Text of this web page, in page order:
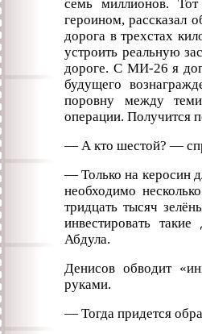
семь миллионов.
героином, рассказал
дорога в трехстах
устроить реальную
дороге. С МИ-26 я
будущего
поровну между
операции. Получится
— А кто шестой? —
— Только на керосин
необходимо
тридцать тысяч
инвестировать
Абдула.
Денисов обводит
руками.
— Тогда придется